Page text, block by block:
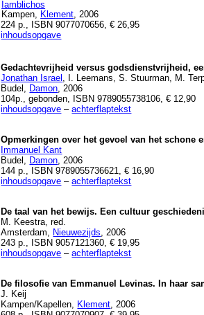
Iamblichos
Kampen, Klement, 2006
224 p., ISBN 9077070656, € 26,95
inhoudsopgave
Gedachtevrijheid versus godsdienstvrijheid,
Jonathan Israel , I. Leemans, S. Stuurman, M.
Budel, Damon, 2006
104p., gebonden, ISBN 9789055738106, € 12,90
inhoudsopgave –achterflaptekst
Opmerkingen over het gevoel van het schone
Immanuel Kant
Budel, Damon, 2006
144 p., ISBN 9789055736621, € 16,90
inhoudsopgave –achterflaptekst
De taal van het bewijs. Een cultuur
M. Keestra, red.
Amsterdam, Nieuwezijds, 2006
243 p., ISBN 9057121360, € 19,95
inhoudsopgave –achterflaptekst
De filosofie van Emmanuel Levinas. In haar
J. Keij
Kampen/Kapellen, Klement, 2006